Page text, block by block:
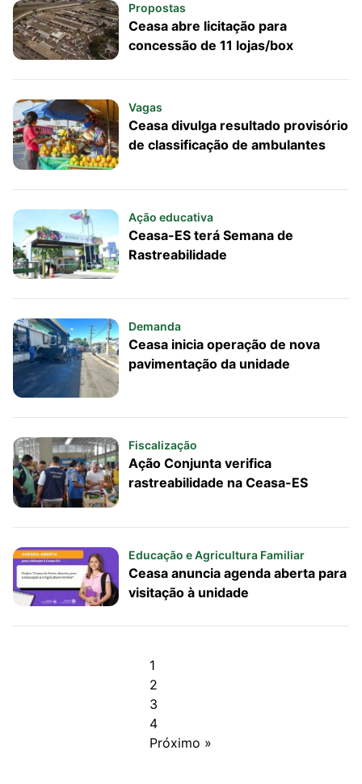
Propostas
Ceasa abre licitação para
concessão de 11 lojas/box
Vagas
Ceasa divulga resultado provisório
de classificação de ambulantes
Ação educativa
Ceasa-ES terá Semana de
Rastreabilidade
Demanda
Ceasa inicia operação de nova
pavimentação da unidade
Fiscalização
Ação Conjunta verifica
rastreabilidade na Ceasa-ES
Educação e Agricultura Familiar
Ceasa anuncia agenda aberta para
visitação à unidade
1
2
3
4
Próximo »